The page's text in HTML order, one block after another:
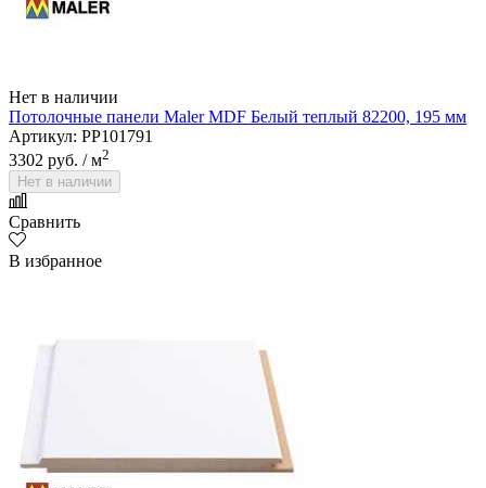
Нет в наличии
Потолочные панели Maler MDF Белый теплый 82200, 195 мм
Артикул: PP101791
3302 руб. / м2
Нет в наличии
Сравнить
В избранное